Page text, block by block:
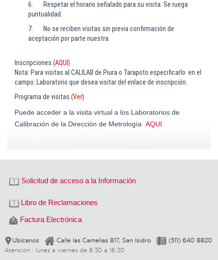
6. Respetar el horario señalado para su visita. Se ruega
puntualidad.
7. No se reciben visitas sin previa confirmación de
aceptación por parte nuestra.
Inscripciones (AQUI)
Nota: Para visitas al CALILAB de Piura o Tarapoto especificarlo en el
campo: Laboratorio que desea visitar del enlace de inscripción.
Programa de visitas (Ver)
Puede acceder a la visita virtual a los Laboratorios de
Calibración de la Dirección de Metrología AQUI
Solicitud de acceso a la Información
Libro de Reclamaciones
Factura Electrónica
Ubícanos Calle las Camelias 817, San Isidro
(511) 640 8820
Atención : lunes a viernes de 8:30 a 16:30